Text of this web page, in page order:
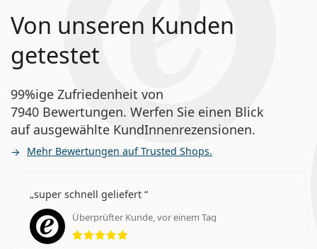
Von unseren Kunden
getestet
99%ige Zufriedenheit von
7940 Bewertungen. Werfen Sie einen Blick
auf ausgewählte KundInnenrezensionen.
Mehr Bewertungen auf Trusted Shops.
super schnell geliefert
Überprüfter Kunde, vor einem Tag
Bewertung 5 aus 5